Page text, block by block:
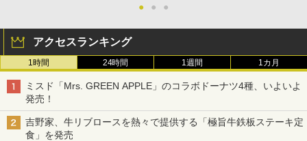
● ● ●
アクセスランキング
1時間 24時間 1週間 1カ月
ミスド「Mrs. GREEN APPLE」のコラボドーナツ4種、いよいよ
発売！
吉野家、牛リブロースを熱々で提供する「極旨牛鉄板ステーキ定
食」を発売